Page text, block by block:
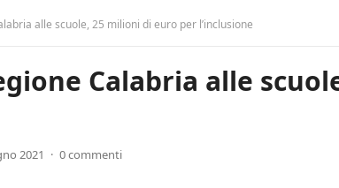
alle scuole, 25 milioni di euro per l’inclusione
Calabria alle
2021 · 0 commenti